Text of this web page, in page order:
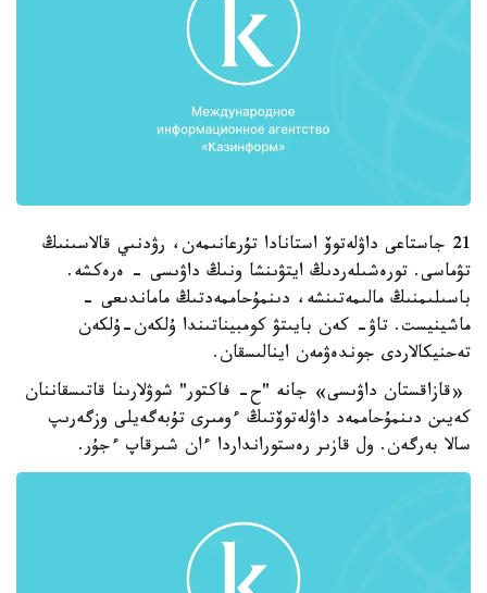
21 جاستاعى داۋلەتوۆ استانادا تۇرعانىمەن، رۋدنىي قالاسىنىڭ
تۋماسى. تورەشىلەردىڭ ايتۋىنشا ونىڭ داۋىسى - ەرەكشە.
باسىلىمنىڭ مالىمەتىنشە، دىنمۇحاممەدتىڭ ماماندىعى -
ماشينيست. تاۋ- كەن بايىتۋ كومبيناتىندا ۇلكەن-ۇلكەن
تەحنيكالاردى جوندەۋمەن اينالىسقان.
«قازاقستان داۋىسى» جانە "ح- فاكتور" شوۋلارىنا قاتىسقاننان
كەيىن دىنمۇحاممەد داۋلەتوۆتىڭ ءومىرى تۇبەگەيلى وزگەرىپ
سالا بەرگەن. ول قازىر رەستورانداردا ءان شىرقاپ ءجۇر.